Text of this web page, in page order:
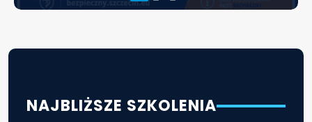
NAJBLIŻSZE SZKOLENIA